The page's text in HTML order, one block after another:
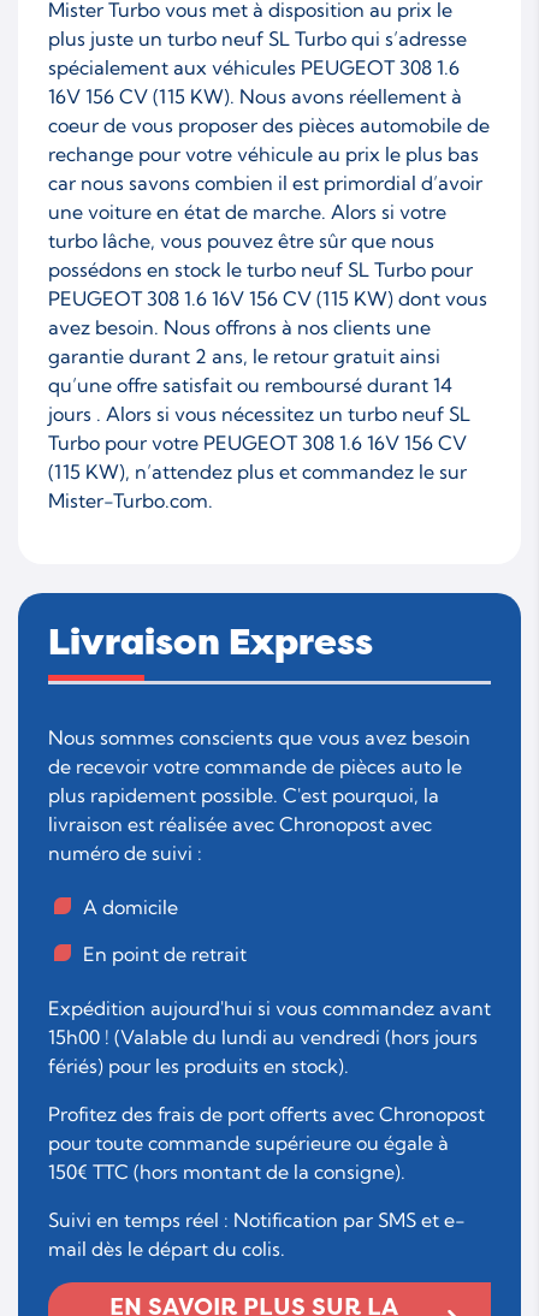
Mister Turbo vous met à disposition au prix le
plus juste un turbo neuf SL Turbo qui s’adresse
spécialement aux véhicules PEUGEOT 308 1.6
16V 156 CV (115 KW). Nous avons réellement à
coeur de vous proposer des pièces automobile de
rechange pour votre véhicule au prix le plus bas
car nous savons combien il est primordial d’avoir
une voiture en état de marche. Alors si votre
turbo lâche, vous pouvez être sûr que nous
possédons en stock le turbo neuf SL Turbo pour
PEUGEOT 308 1.6 16V 156 CV (115 KW) dont vous
avez besoin. Nous offrons à nos clients une
garantie durant 2 ans, le retour gratuit ainsi
qu’une offre satisfait ou remboursé durant 14
jours . Alors si vous nécessitez un turbo neuf SL
Turbo pour votre PEUGEOT 308 1.6 16V 156 CV
(115 KW), n’attendez plus et commandez le sur
Mister-Turbo.com.
Livraison Express
Nous sommes conscients que vous avez besoin
de recevoir votre commande de pièces auto le
plus rapidement possible. C'est pourquoi, la
livraison est réalisée avec Chronopost avec
numéro de suivi :
A domicile
En point de retrait
Expédition aujourd'hui si vous commandez avant
15h00 ! (Valable du lundi au vendredi (hors jours
fériés) pour les produits en stock).
Profitez des frais de port offerts avec Chronopost
pour toute commande supérieure ou égale à
150€ TTC (hors montant de la consigne).
Suivi en temps réel : Notification par SMS et e-
mail dès le départ du colis.
EN SAVOIR PLUS SUR LA